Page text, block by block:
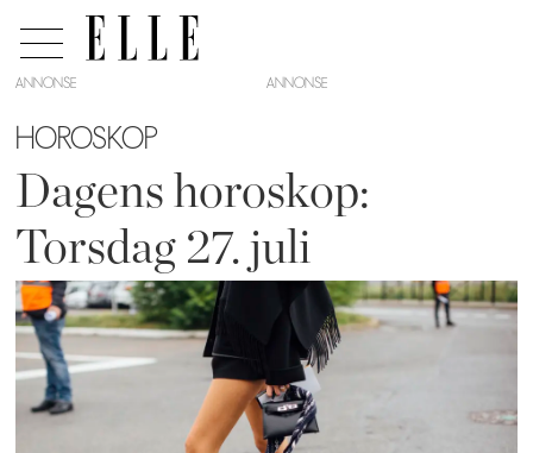
ANNONSE
HOROSKOP
Dagens horoskop:
Torsdag 27. juli